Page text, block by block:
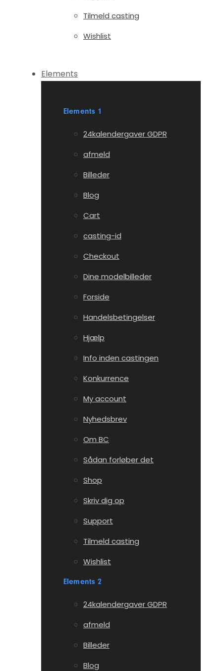
Tilmeld casting
Wishlist
Elements
Elements 1
24kalendergaver GDPR
afmeld
Billeder
Blog
Cart
casting-id
Checkout
Dine modelbilleder
Forside
Handelsbetingelser
Hjælp
Info inden castingen
Konkurrence
My account
Nyhedsbrev
Om BC
Sådan forløber det
Shop
Skriv dig op
Support
Tilmeld casting
Wishlist
Elements 2
24kalendergaver GDPR
afmeld
Billeder
Blog